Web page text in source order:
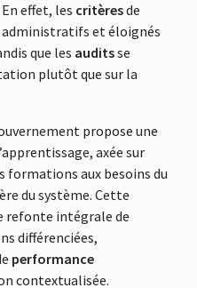
effet, les critèresde
et éloignés
que les auditsse
plutôt que sur la
propose une
axée sur
formations aux besoins du
du système. Cette
refonte intégrale de
différenciées,
performance
contextualisée.